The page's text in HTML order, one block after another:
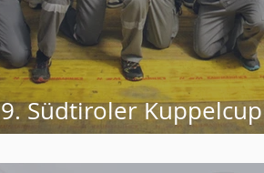
9. Südtiroler
Pichl/Gsies 1 holt sich